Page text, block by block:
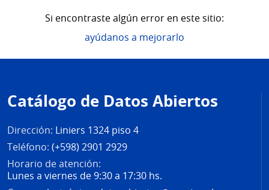
Si encontraste algún error en este sitio:
ayúdanos a mejorarlo
de
página
Catálogo de Datos Abiertos
Dirección: Liniers 1324 piso 4
Teléfono: (+598) 2901 2929
Horario de atención:
Lunes a viernes de 9:30 a 17:30 hs.